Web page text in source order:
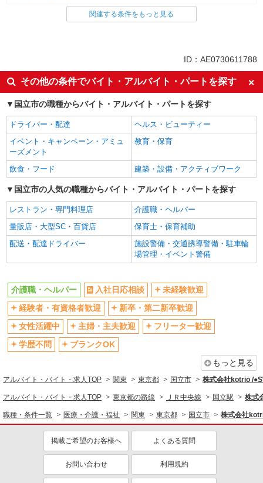
同じ雇用形態から国立駅の求人を探す
入社日応相談
未経験歓迎
経験者・有資格者歓迎
新卒・第二新卒歓迎
女性活躍中
主婦・主夫歓迎
フリーター歓迎
学歴不問
ブランクOK
ミドル（40代～）活躍中
エルダー（50代～）活躍中
シニア（60代～）活躍中
高収入・高額
ボーナス・賞与あり
昇給あり
完全週休2日制
フルタイム歓迎
禁煙・分煙
駅直結・駅チカ
車通勤OK
バイク通勤OK
自転車通勤OK
残業少なめ（月20h未満）
交通費支給
社会保険あり
産休・育休取得実績あり
退職金・財形貯蓄制度あり
各種手当（家族・役職・インセン
ティブなど）あり
制服貸与
研修制度あり
資格取得支援制度あり
医療・介護・福祉
介護職・ヘルパー
同じ特徴から求人を探す
ミドル（40代～）活躍中
ボーナス・賞与あり
車通勤OK
交通費支給
社会保険あり
関連する条件をもっと見る
ID：AE0730611788
その他の条件でバイト・アルバイト・パートを探す
国立市の職種からバイト・アルバイト・パートを探す
ドライバー・配達
ヘルス・ビューティー
イベント・キャンペーン・アミュ
ーズメント
教育・保育
飲食・フード 建築・設備・アクティブワーク
国立市の人気の職種からバイト・アルバイト・パートを探す
レストラン・専門料理店
介護職・ヘルパー
量販店・大型SC・百貨店
保育士・保育補助
配送・配達ドライバー
施設警備・交通誘導警備・駐車輪
場管理・イベント警備
介護職・ヘルパー 入社日応相談
未経験歓迎
経験者・有資格者歓迎
新卒・第二新卒歓迎
女性活躍中
主婦・主夫歓迎
フリーター歓迎
学歴不問
ブランクOK
もっと見る
アルバイト・バイト・求人TOP 関東 東京都 国立市 株式会社kotrio /
アルバイト・バイト・求人TOP 東京都の路線 ＪＲ中央線 国立駅 株式
職種・条件一覧 医療・介護・福祉 関東 東京都 国立市 株式会社
掲載ご希望のお客様へ よくある質問
お問い合わせ 利用規約